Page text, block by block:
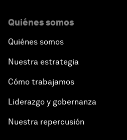
Quiénes somos
Quiénes somos
Nuestra estrategia
Cómo trabajamos
Liderazgo y gobernanza
Nuestra repercusión